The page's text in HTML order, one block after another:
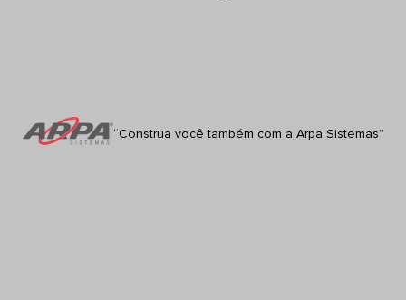
“Construa você também com a Arpa Sistemas”